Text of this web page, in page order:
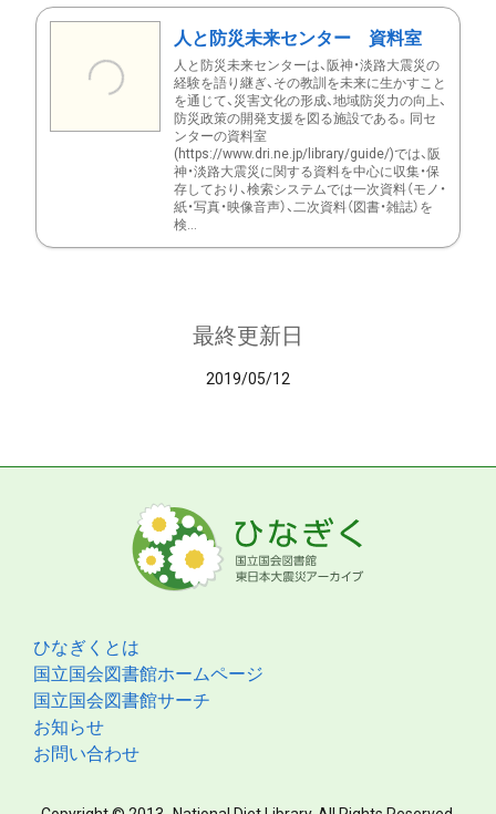
人と防災未来センター 資料室
人と防災未来センターは、阪神・淡路大震災の
経験を語り継ぎ、その教訓を未来に生かすこと
を通じて、災害文化の形成、地域防災力の向上、
防災政策の開発支援を図る施設である。同セ
ンターの資料室
(https://www.dri.ne.jp/library/guide/)では、阪
神・淡路大震災に関する資料を中心に収集・保
存しており、検索システムでは一次資料（モノ・
紙・写真・映像音声）、二次資料（図書・雑誌）を
検...
最終更新日
2019/05/12
ひなぎくとは
国立国会図書館ホームページ
国立国会図書館サーチ
お知らせ
お問い合わせ